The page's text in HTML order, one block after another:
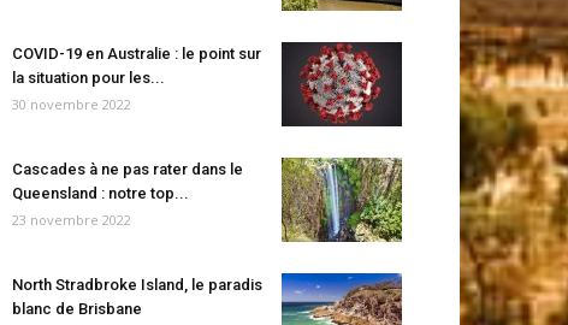
COVID-19 en Australie : le point sur
la situation pour les...
30 novembre 2022
Cascades à ne pas rater dans le
Queensland : notre top...
23 novembre 2022
North Stradbroke Island, le paradis
blanc de Brisbane